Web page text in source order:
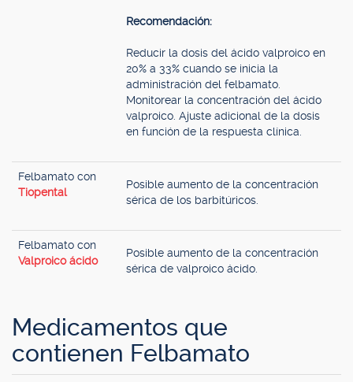
Recomendación:
Reducir la dosis del ácido valproico en
20% a 33% cuando se inicia la
administración del felbamato.
Monitorear la concentración del ácido
valproico. Ajuste adicional de la dosis
en función de la respuesta clínica.
Felbamato con
Tiopental
Posible aumento de la concentración
sérica de los barbitúricos.
Felbamato con
Valproico ácido
Posible aumento de la concentración
sérica de valproico ácido.
Medicamentos que
contienen Felbamato